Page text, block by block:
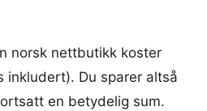
norsk nettbutikk koster
inkludert). Du sparer altså
en betydelig sum.